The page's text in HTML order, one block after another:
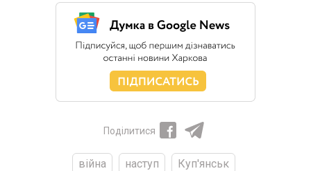
Поділитися
війна наступ
Куп'янськ